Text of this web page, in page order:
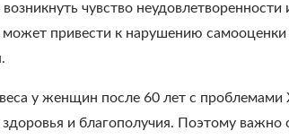
чувство неудовлетворенности
привести к нарушению самооценки
у женщин после 60 лет с
и благополучия. Поэтому важно